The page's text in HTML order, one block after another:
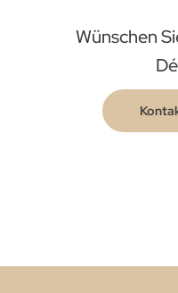
Wünschen